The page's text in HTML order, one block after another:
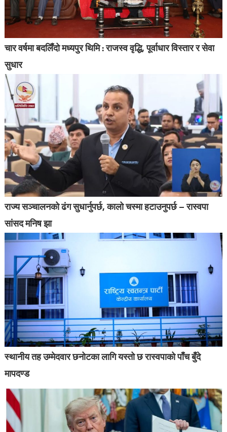
चार वर्षमा बदलिँदो मध्यपुर थिमि : राजस्व वृद्धि, पूर्वाधार विस्तार र सेवा
सुधार
राज्य सञ्चालनको ढंग सुधार्नुपर्छ, कालो चस्मा हटाउनुपर्छ – रास्वपा
सांसद मनिष झा
स्थानीय तह उम्मेदवार छनोटका लागि यस्तो छ रास्वपाको पाँच बुँदे
मापदण्ड